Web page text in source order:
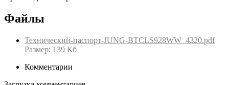
Файлы
Технический-паспорт-JUNG-BTCLS928WW_4320.pdf
Размер: 139 Кб
Комментарии